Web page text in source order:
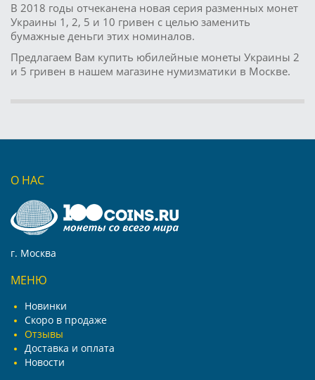
В 2018 годы отчеканена новая серия разменных монет
Украины 1, 2, 5 и 10 гривен с целью заменить
бумажные деньги этих номиналов.
Предлагаем Вам купить юбилейные монеты Украины 2
и 5 гривен в нашем магазине нумизматики в Москве.
О НАС
г. Москва
МЕНЮ
Новинки
Скоро в продаже
Отзывы
Доставка и оплата
Новости